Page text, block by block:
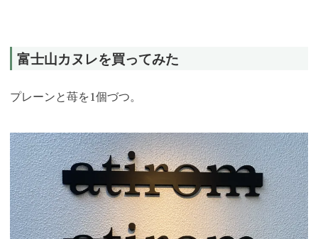
富士山カヌレを買ってみた
プレーンと苺を1個づつ。